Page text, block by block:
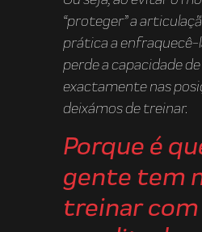
“proteger” a
prática a enfraquecê-
perde a capacidade
exactamente nas
deixámos de treinar.
Porque é
gente tem
treinar com